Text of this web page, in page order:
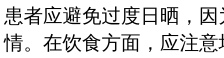
患者应避免过度日晒，
情。在饮食方面，应注